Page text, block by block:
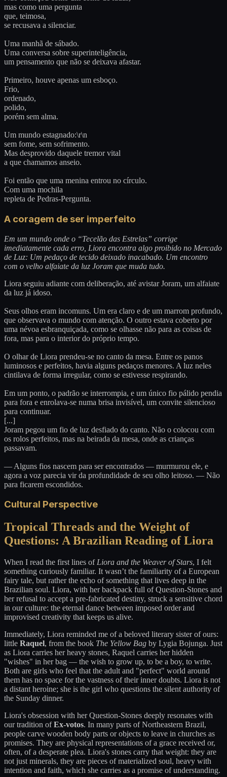
mas como uma pergunta
que, teimosa,
se recusava a silenciar.
Uma manhã de sábado.
Uma conversa sobre superinteligência,
um pensamento que não se deixava afastar.
Primeiro, houve apenas um esboço.
Frio,
ordenado,
polido,
porém sem alma.
Um mundo estagnado:\r\n
sem fome, sem sofrimento.
Mas desprovido daquele tremor vital
a que chamamos anseio.
Foi então que uma menina entrou no círculo.
Com uma mochila
repleta de Pedras-Pergunta.
A coragem de ser imperfeito
Em um mundo onde o “Tecelão das Estrelas” corrige
imediatamente cada erro, Liora encontra algo proibido no Mercado
de Luz: Um pedaço de tecido deixado inacabado. Um encontro
com o velho alfaiate da luz Joram que muda tudo.
Liora seguiu adiante com deliberação, até avistar Joram, um alfaiate
da luz já idoso.
Seus olhos eram incomuns. Um era claro e de um marrom profundo,
que observava o mundo com atenção. O outro estava coberto por
uma névoa esbranquiçada, como se olhasse não para as coisas de
fora, mas para o interior do próprio tempo.
O olhar de Liora prendeu-se no canto da mesa. Entre os panos
luminosos e perfeitos, havia alguns pedaços menores. A luz neles
cintilava de forma irregular, como se estivesse respirando.
Em um ponto, o padrão se interrompia, e um único fio pálido pendia
para fora e enrolava-se numa brisa invisível, um convite silencioso
para continuar.
[...]
Joram pegou um fio de luz desfiado do canto. Não o colocou com
os rolos perfeitos, mas na beirada da mesa, onde as crianças
passavam.
— Alguns fios nascem para ser encontrados — murmurou ele, e
agora a voz parecia vir da profundidade de seu olho leitoso. — Não
para ficarem escondidos.
Cultural Perspective
Tropical Threads and the Weight of
Questions: A Brazilian Reading of Liora
When I read the first lines of Liora and the Weaver of Stars, I felt
something curiously familiar. It wasn’t the familiarity of a European
fairy tale, but rather the echo of something that lives deep in the
Brazilian soul. Liora, with her backpack full of Question-Stones and
her refusal to accept a pre-fabricated destiny, struck a sensitive chord
in our culture: the eternal dance between imposed order and
improvised creativity that keeps us alive.
Immediately, Liora reminded me of a beloved literary sister of ours:
little Raquel, from the book The Yellow Bag by Lygia Bojunga. Just
as Liora carries her heavy stones, Raquel carries her hidden
"wishes" in her bag — the wish to grow up, to be a boy, to write.
Both are girls who feel that the adult and "perfect" world around
them has no space for the vastness of their inner doubts. Liora is not
a distant heroine; she is the girl who questions the silent authority of
the Sunday dinner.
Liora's obsession with her Question-Stones deeply resonates with
our tradition ofEx-votos. In many parts of Northeastern Brazil,
people carve wooden body parts or objects to leave in churches as
promises. They are physical representations of a grace received or,
often, of a desperate plea. Liora's stones carry that weight: they are
not just minerals, they are pieces of materialized soul, heavy with
intention and faith, which she carries as a promise of understanding.